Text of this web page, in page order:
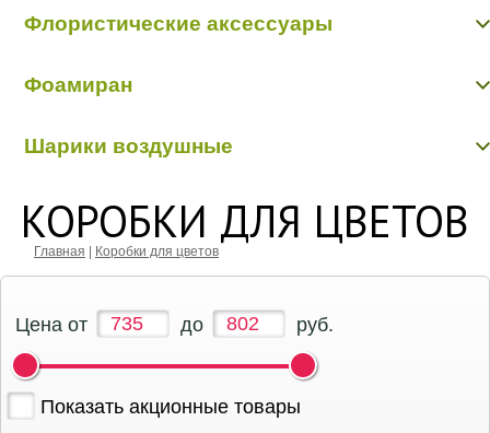
Флористические аксессуары
Бусинки, бисер, булавки
Перья, наполнители
Фоамиран
Шарики воздушные
КОРОБКИ ДЛЯ ЦВЕТОВ
Главная Коробки для цветов
Цена от до руб.
Показать акционные товары